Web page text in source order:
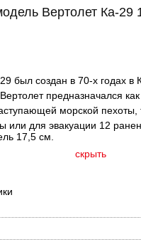
Вертолет Ка-29
был создан в 70-х годах
предназначался
морской пехоты,
или для эвакуации 12
17,5 см.
скрыть